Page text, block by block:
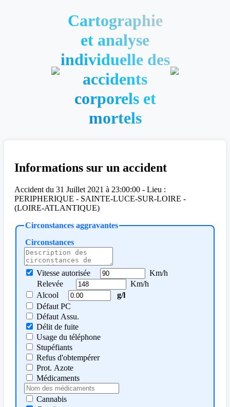
Cartographie
et analyse
individuelle des
accidents
corporels et
mortels
Informations sur un accident
Accident du 31 Juillet 2021 à 23:00:00 - Lieu :
PERIPHERIQUE - SAINTE-LUCE-SUR-LOIRE -
(LOIRE-ATLANTIQUE)
Circonstances
Circonstances aggravantes
Vitesse autorisée
Km/h
Relevée
Km/h
Alcool
g/l
Défaut PC
Défaut Assu.
Délit de fuite
Usage du téléphone
Stupéfiants
Refus d'obtempérer
Prot. Azote
Médicaments
Cannabis